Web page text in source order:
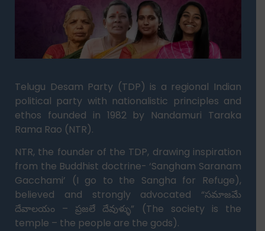
Telugu Desam Party (TDP) is a regional Indian
political party with nationalistic principles and
ethos founded in 1982 by Nandamuri Taraka
Rama Rao (NTR).
NTR, the founder of the TDP, drawing inspiration
from the Buddhist doctrine- ‘Sangham Saranam
Gacchami’ (I go to the Sangha for Refuge),
believed and strongly advocated “సమాజమే
దేవాలయం – ప్రజలే దేవుళ్ళు” (The society is the
temple – the people are the gods).